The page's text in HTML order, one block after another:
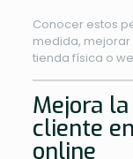
Conocer estos
medida, mejorar
tienda física o
Mejora
cliente
online